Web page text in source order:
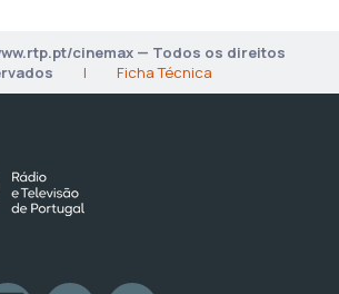
cinemax — Todos os direitos
| Ficha Técnica